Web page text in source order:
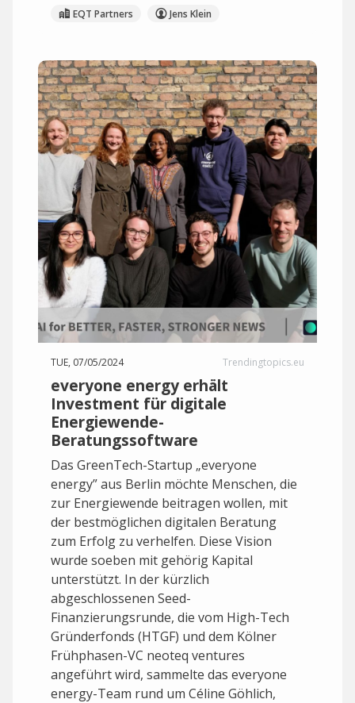
EQT Partners
Jens Klein
TUE, 07/05/2024 Trendingtopics.eu
everyone energy erhält
Investment für digitale
Energiewende-
Beratungssoftware
Das GreenTech-Startup „everyone
energy” aus Berlin möchte Menschen, die
zur Energiewende beitragen wollen, mit
der bestmöglichen digitalen Beratung
zum Erfolg zu verhelfen. Diese Vision
wurde soeben mit gehörig Kapital
unterstützt. In der kürzlich
abgeschlossenen Seed-
Finanzierungsrunde, die vom High-Tech
Gründerfonds (HTGF) und dem Kölner
Frühphasen-VC neoteq ventures
angeführt wird, sammelte das everyone
energy-Team rund um Céline Göhlich,